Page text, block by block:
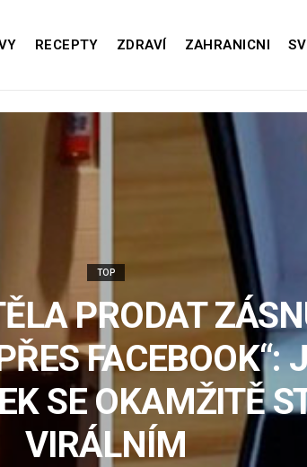
RECEPTY ZDRAVÍ ZAHRANICNI
TOP
PRODAT
FACEBOOK“:
SE OKAMŽITĚ
VIRÁLNÍM